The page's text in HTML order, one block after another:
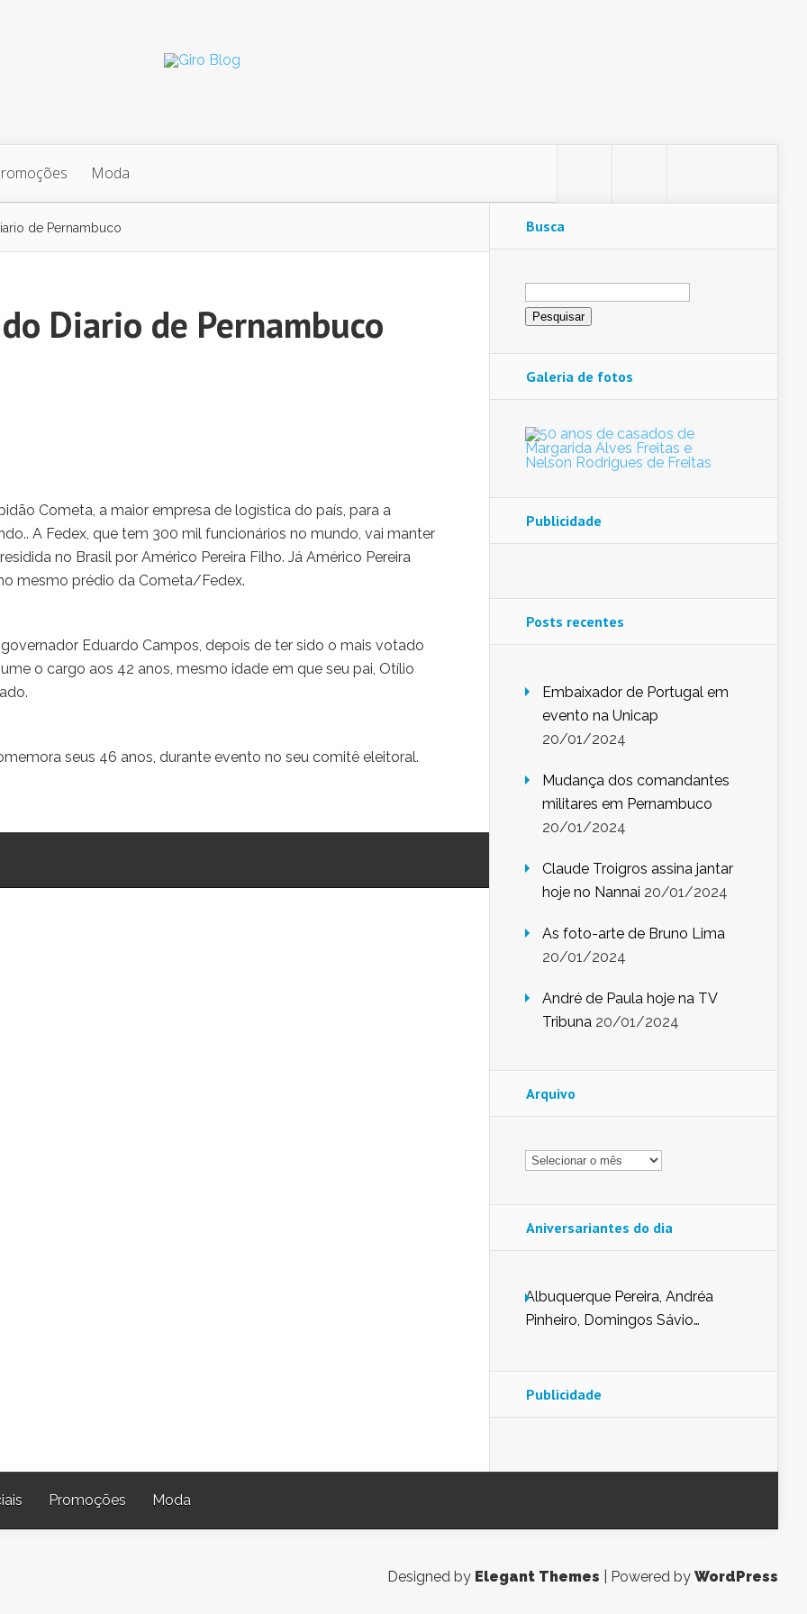
Moda
de Pernambuco
Diario de Pernambuco
Cometa, a maior empresa de logística do país, para a
A Fedex, que tem 300 mil funcionários no mundo, vai manter
no Brasil por Américo Pereira Filho. Já Américo Pereira
mesmo prédio da Cometa/Fedex.
Eduardo Campos, depois de ter sido o mais votado
o cargo aos 42 anos, mesmo idade em que seu pai, Otílio
seus 46 anos, durante evento no seu comitê eleitoral.
Busca
Pesquisar
por:
Galeria de fotos
Publicidade
Posts recentes
Embaixador de Portugal em
evento na Unicap
20/01/2024
Mudança dos comandantes
militares em Pernambuco
20/01/2024
Claude Troigros assina jantar
hoje no Nannai 20/01/2024
As foto-arte de Bruno Lima
20/01/2024
André de Paula hoje na TV
Tribuna 20/01/2024
Arquivo
Arquivo
Aniversariantes do dia
Albuquerque Pereira, Andréa
Pinheiro, Domingos Sávio
Nunes de Sena, Fátima Peixoto,
Glória Pereira, Kátia Mesel,
Publicidade
Promoções Moda
Designed by Elegant Themes | Powered by WordPress